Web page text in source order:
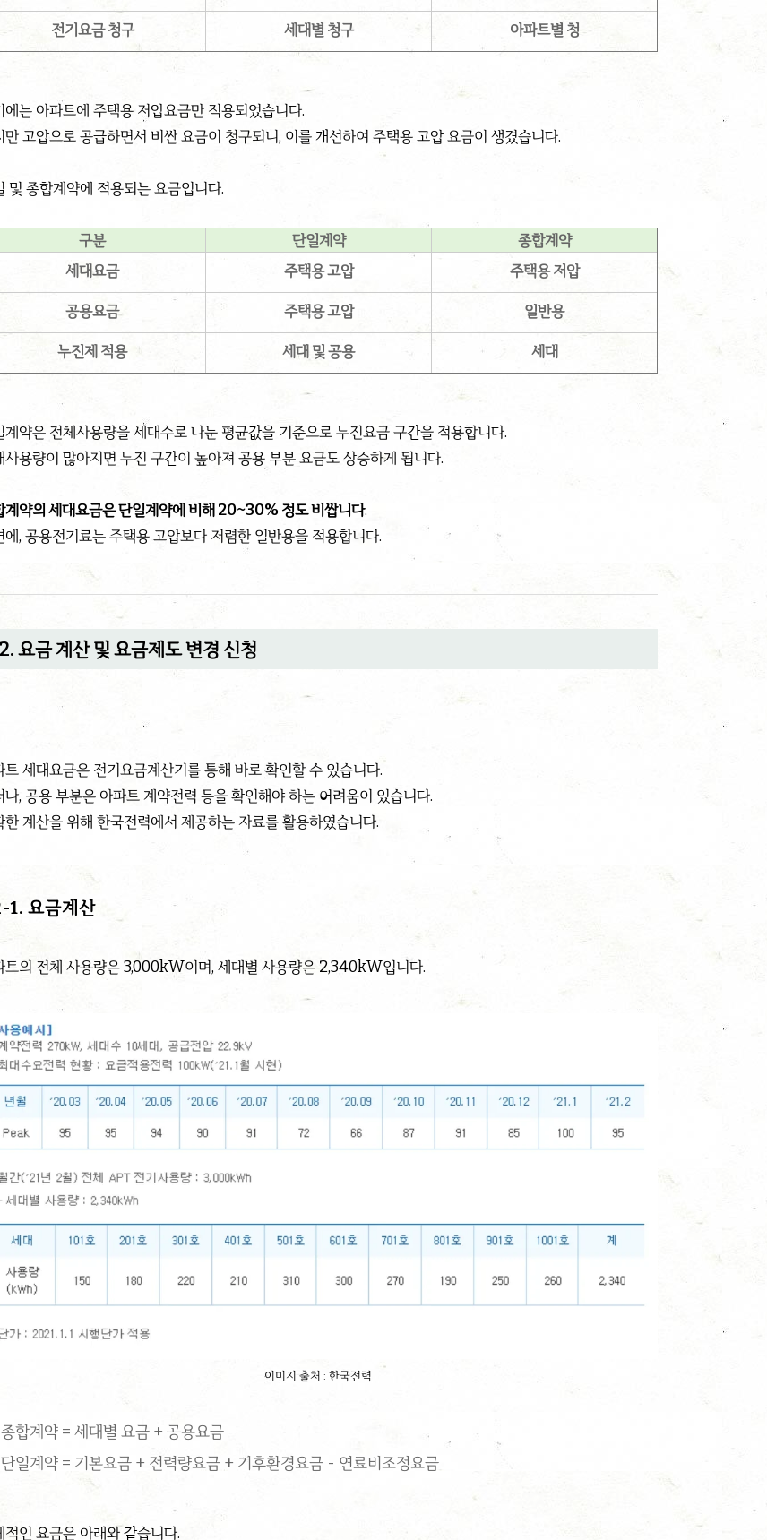
전기요금 청구 세대별 청구 아파트별 청
에는 아파트에 주택용 저압요금만 적용되었습니다.
만 고압으로 공급하면서 비싼 요금이 청구되니, 이를 개선하여 주택용 고압 요금이 생겼습니다.
및 종합계약에 적용되는 요금입니다.
구분 단일계약
종합계약
세대요금
주택용 고압 주택용 저압
공용요금 주택용 고압 일반용
누진제 적용 세대 및 공용 세대
계약은 전체사용량을 세대수로 나눈 평균값을 기준으로 누진요금 구간을 적용합니다.
사용량이 많아지면 누진 구간이 높아져 공용 부분 요금도 상승하게 됩니다.
계약의 세대요금은 단일계약에 비해 20~30% 정도 비쌉니다.
에, 공용전기료는 주택용 고압보다 저렴한 일반용을 적용합니다.
2. 요금 계산 및 요금제도 변경 신청
트 세대요금은 전기요금계산기를 통해 바로 확인할 수 있습니다.
나, 공용 부분은 아파트 계약전력 등을 확인해야 하는 어려움이 있습니다.
한 계산을 위해 한국전력에서 제공하는 자료를 활용하였습니다.
1. 요금계산
트의 전체 사용량은 3,000kW이며, 세대별 사용량은 2,340kW입니다.
이미지 출처 : 한국전력
종합계약 = 세대별 요금 + 공용요금
단일계약 = 기본요금 + 전력량요금 + 기후환경요금 - 연료비조정요금
적인 요금은 아래와 같습니다.